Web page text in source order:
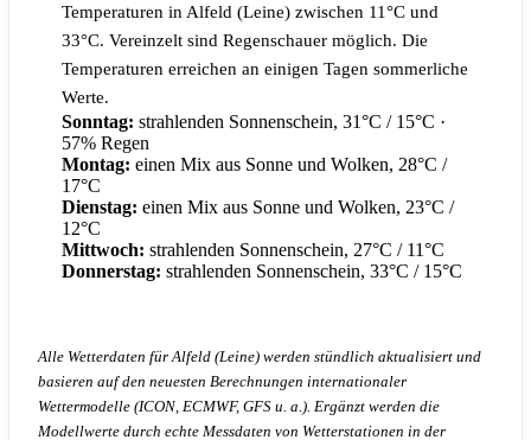
Temperaturen in Alfeld (Leine) zwischen 11°C und
33°C. Vereinzelt sind Regenschauer möglich. Die
Temperaturen erreichen an einigen Tagen sommerliche
Werte.
Sonntag: strahlenden Sonnenschein, 31°C / 15°C ·
57% Regen
Montag: einen Mix aus Sonne und Wolken, 28°C /
17°C
Dienstag: einen Mix aus Sonne und Wolken, 23°C /
12°C
Mittwoch: strahlenden Sonnenschein, 27°C / 11°C
Donnerstag: strahlenden Sonnenschein, 33°C / 15°C
Alle Wetterdaten für Alfeld (Leine) werden stündlich aktualisiert und
basieren auf den neuesten Berechnungen internationaler
Wettermodelle (ICON, ECMWF, GFS u. a.). Ergänzt werden die
Modellwerte durch echte Messdaten von Wetterstationen in der